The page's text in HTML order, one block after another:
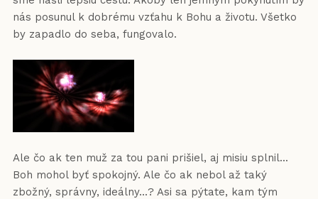
nás posunul k dobrému vzťahu k Bohu a životu. Všetko
by zapadlo do seba, fungovalo.
Ale čo ak ten muž za tou pani prišiel, aj misiu splnil...
Boh mohol byť spokojný. Ale čo ak nebol až taký
zbožný, správny, ideálny...? Asi sa pýtate, kam tým